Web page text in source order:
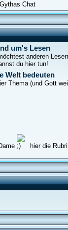
Chat
um's Lesen
anderen
du hier tun!
Welt bedeuten
Thema (und Gott
hier die